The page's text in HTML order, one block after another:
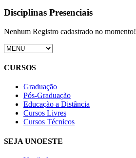
Disciplinas Presenciais
Nenhum Registro cadastrado no momento!
CURSOS
Graduação
Pós-Graduação
Educação a Distância
Cursos Livres
Cursos Técnicos
SEJA UNOESTE